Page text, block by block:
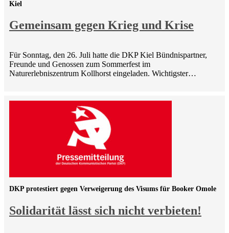
Gemeinsam gegen Krieg und Krise
Kiel
Für Sonntag, den 26. Juli hatte die DKP Kiel Bündnispartner,
Freunde und Genossen zum Sommerfest im
Naturerlebniszentrum Kollhorst eingeladen. Wichtigster…
Solidarität lässt sich nicht verbieten!
DKP protestiert gegen Verweigerung des Visums für Booker Omole